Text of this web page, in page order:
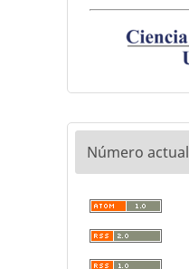
Número actual